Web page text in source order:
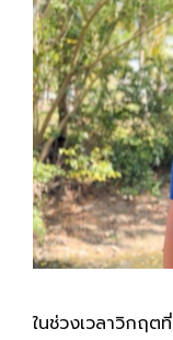
ในช่วงเวลาวิกฤต